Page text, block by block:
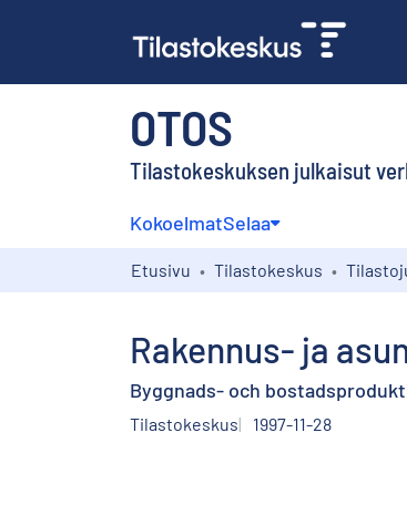
OTOS
Tilastokeskuksen julkaisut
KokoelmatSelaa
Etusivu Tilastokeskus
Rakennus- ja
Byggnads- och
Tilastokeskus 1997-11-28